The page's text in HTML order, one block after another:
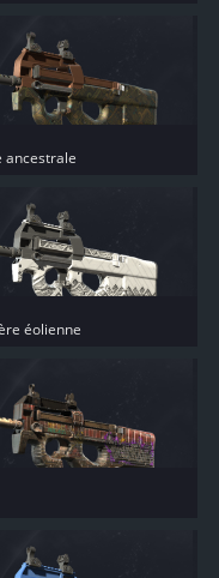
ancestrale
éolienne